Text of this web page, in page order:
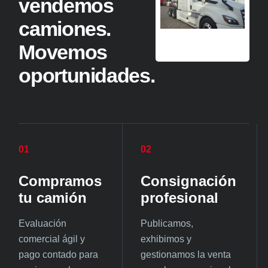
vendemos
camiones.
Movemos
oportunidades.
01
Compramos
tu camión
Evaluación
comercial ágil y
pago contado para
02
Consignación
profesional
Publicamos,
exhibimos y
gestionamos la venta